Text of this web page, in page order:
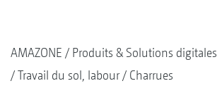
AMAZONE
Produits & Solutions digitales
Travail du sol, labour
Charrues